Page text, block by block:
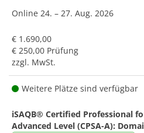
Online 24. – 27. Aug. 2026
€ 1.690,00
€ 250,00 Prüfung
zzgl. MwSt.
Weitere Plätze sind verfügbar
iSAQB® Certified Professional
Advanced Level (CPSA-A):